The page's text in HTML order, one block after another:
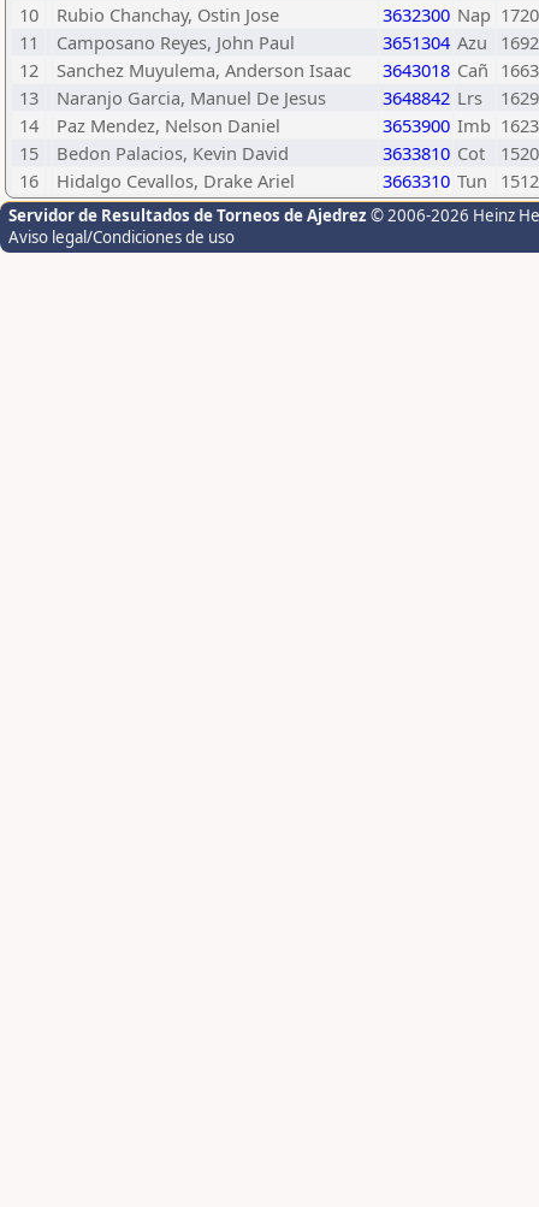
10
Rubio Chanchay, Ostin Jose 3632300 Nap 1720
11
Camposano Reyes, John Paul 3651304 Azu
1692
12
Sanchez Muyulema, Anderson Isaac 3643018 Cañ 1663
13
Naranjo Garcia, Manuel De Jesus 3648842 Lrs
1629
14
Paz Mendez, Nelson Daniel 3653900 Imb 1623
15
Bedon Palacios, Kevin David 3633810 Cot
1520
16
Hidalgo Cevallos, Drake Ariel 3663310 Tun 1512
Servidor de Resultados de Torneos de Ajedrez © 2006-2026 Heinz
Aviso legal/Condiciones de uso